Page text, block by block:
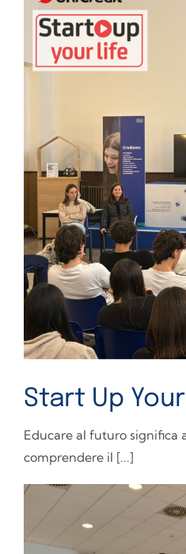
Start Up
Educare al futuro significa
comprendere il [...]